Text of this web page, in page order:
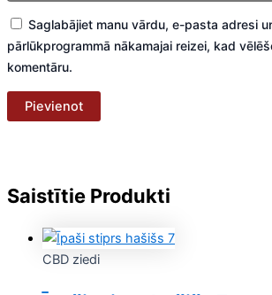
Saglabājiet manu vārdu, e-pasta adresi
pārlūkprogrammā nākamajai reizei, kad
komentāru.
Saistītie Produkti
CBD ziedi